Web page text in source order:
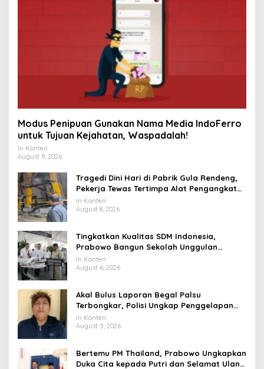
Modus Penipuan Gunakan Nama Media IndoFerro
untuk Tujuan Kejahatan, Waspadalah!
In Konten
August 9, 2026
Tragedi Dini Hari di Pabrik Gula Rendeng,
Pekerja Tewas Tertimpa Alat Pengangkat
Tebu
In Konten
August 8, 2026
Tingkatkan Kualitas SDM Indonesia,
Prabowo Bangun Sekolah Unggulan
hingga Undang Universitas Terbaik Dunia
In Konten
August 6, 2026
Akal Bulus Laporan Begal Palsu
Terbongkar, Polisi Ungkap Penggelapan
Uang Perusahaan untuk Crypto
In Konten
August 5, 2026
Bertemu PM Thailand, Prabowo Ungkapkan
Duka Cita kepada Putri dan Selamat Ulang